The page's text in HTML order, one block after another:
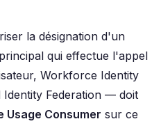
la désignation d'un
qui effectue l'appel
Workforce Identity
Identity Federation — doit
Usage Consumer sur ce